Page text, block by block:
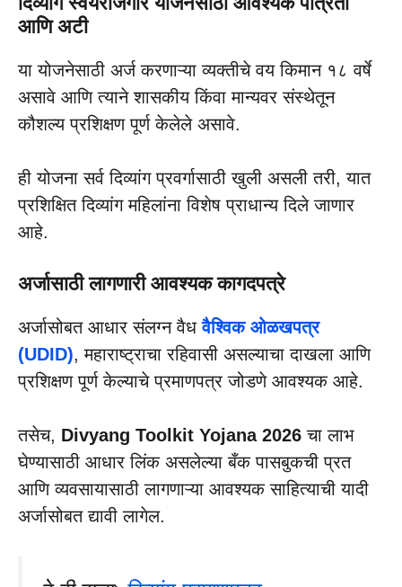
आणि अटी
या योजनेसाठी अर्ज करणाऱ्या व्यक्तीचे वय किमान १८ वर्षे
असावे आणि त्याने शासकीय किंवा मान्यवर संस्थेतून
कौशल्य प्रशिक्षण पूर्ण केलेले असावे.
ही योजना सर्व दिव्यांग प्रवर्गासाठी खुली असली तरी, यात
प्रशिक्षित दिव्यांग महिलांना विशेष प्राधान्य दिले जाणार
आहे.
अर्जासाठी लागणारी आवश्यक कागदपत्रे
​अर्जासोबत आधार संलग्न वैधवैश्विक ओळखपत्र
(UDID), महाराष्ट्राचा रहिवासी असल्याचा दाखला आणि
प्रशिक्षण पूर्ण केल्याचे प्रमाणपत्र जोडणे आवश्यक आहे.
तसेच, Divyang Toolkit Yojana 2026 चा लाभ
घेण्यासाठी आधार लिंक असलेल्या बँक पासबुकची प्रत
आणि व्यवसायासाठी लागणाऱ्या आवश्यक साहित्याची यादी
अर्जासोबत द्यावी लागेल.